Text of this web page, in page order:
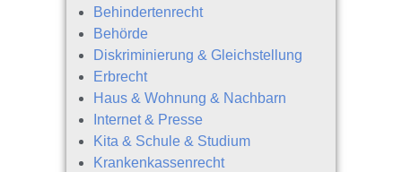
Behindertenrecht
Behörde
Diskriminierung & Gleichstellung
Erbrecht
Haus & Wohnung & Nachbarn
Internet & Presse
Kita & Schule & Studium
Krankenkassenrecht